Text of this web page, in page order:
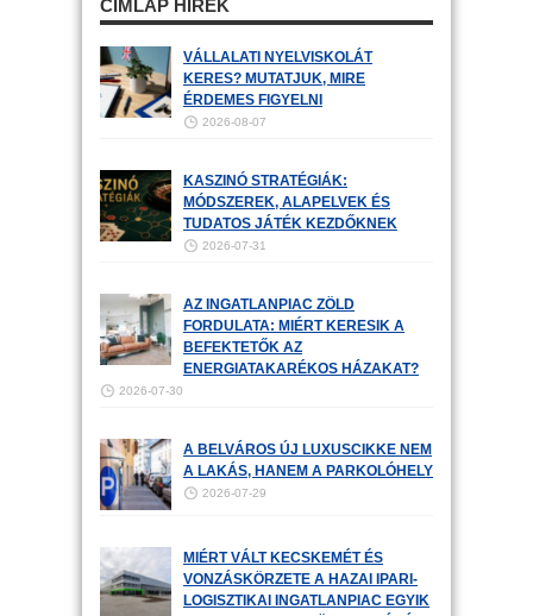
CÍMLAP HÍREK
VÁLLALATI NYELVISKOLÁT
KERES? MUTATJUK, MIRE
ÉRDEMES FIGYELNI
2026-08-07
KASZINÓ STRATÉGIÁK:
MÓDSZEREK, ALAPELVEK ÉS
TUDATOS JÁTÉK KEZDŐKNEK
2026-07-31
AZ INGATLANPIAC ZÖLD
FORDULATA: MIÉRT KERESIK A
BEFEKTETŐK AZ
ENERGIATAKARÉKOS HÁZAKAT?
2026-07-30
A BELVÁROS ÚJ LUXUSCIKKE NEM
A LAKÁS, HANEM A PARKOLÓHELY
2026-07-29
MIÉRT VÁLT KECSKEMÉT ÉS
VONZÁSKÖRZETE A HAZAI IPARI-
LOGISZTIKAI INGATLANPIAC EGYIK